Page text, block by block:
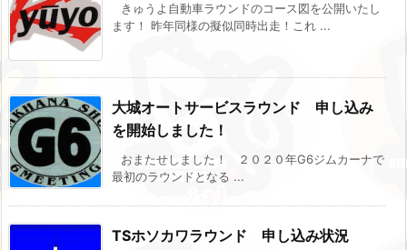
きゅうよ自動車ラウンドのコース図を公開いたし
ます！ 昨年同様の擬似同時出走！これ ...
大城オートサービスラウンド 申し込み
を開始しました！
おまたせしました！ ２０２０年G6ジムカーナで
最初のラウンドとなる ...
TSホソカワラウンド 申し込み状況